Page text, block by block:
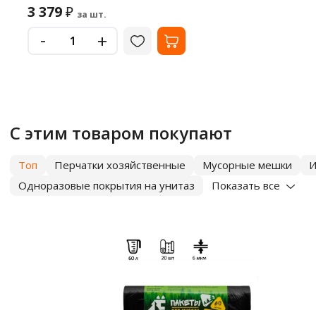
3 379₽ за шт.
- +
С этим товаром покупают
Топ Перчатки хозяйственные Мусорные мешки
Одноразовые покрытия на унитаз
Показать все